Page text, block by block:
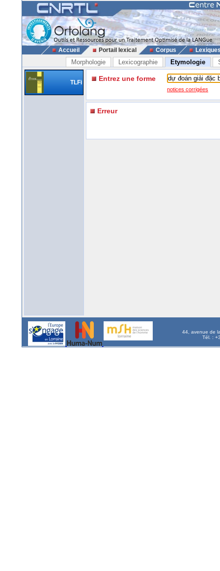
Accueil Portail lexical Corpus
Morphologie Lexicographie Etymologie
TLFi Entrez une forme
notices corrigées
Erreur
44, avenue de
Tél. :